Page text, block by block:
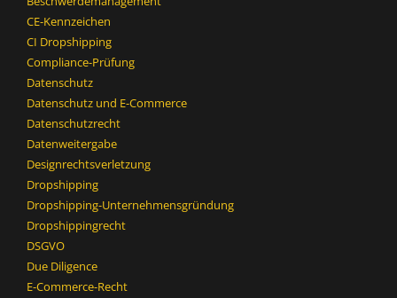
CE-Kennzeichen
CI Dropshipping
Compliance-Prüfung
Datenschutz
Datenschutz und E-Commerce
Datenschutzrecht
Datenweitergabe
Designrechtsverletzung
Dropshipping
Dropshipping-Unternehmensgründung
Dropshippingrecht
DSGVO
Due Diligence
E-Commerce-Recht